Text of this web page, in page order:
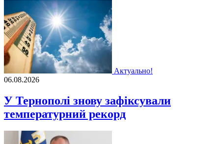
Актуально!
06.08.2026
У Тернополі знову зафіксували
температурний рекорд